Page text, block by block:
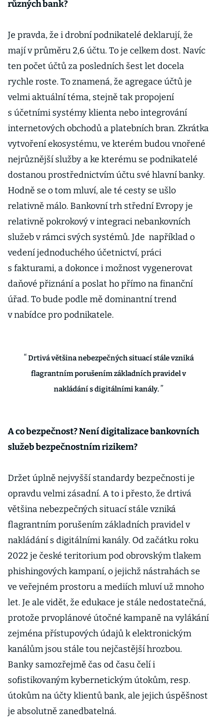
různých bank?
Je pravda, že i drobní podnikatelé deklarují, že
mají v průměru 2,6 účtu. To je celkem dost. Navíc
ten počet účtů za posledních šest let docela
rychle roste. To znamená, že agregace účtů je
velmi aktuální téma, stejně tak propojení
s účetními systémy klienta nebo integrování
internetových obchodů a platebních bran. Zkrátka
vytvoření ekosystému, ve kterém budou vnořené
nejrůznější služby a ke kterému se podnikatelé
dostanou prostřednictvím účtu své hlavní banky.
Hodně se o tom mluví, ale té cesty se ušlo
relativně málo. Bankovní trh střední Evropy je
relativně pokrokový v integraci nebankovních
služeb v rámci svých systémů. Jde například o
vedení jednoduchého účetnictví, práci
s fakturami, a dokonce i možnost vygenerovat
daňové přiznání a poslat ho přímo na finanční
úřad. To bude podle mě dominantní trend
v nabídce pro podnikatele.
Drtivá většina nebezpečných situací stále vzniká
flagrantním porušením základních pravidel v
nakládání s digitálními kanály.
A co bezpečnost? Není digitalizace bankovních
služeb bezpečnostním rizikem?
Držet úplně nejvyšší standardy bezpečnosti je
opravdu velmi zásadní. A to i přesto, že drtivá
většina nebezpečných situací stále vzniká
flagrantním porušením základních pravidel v
nakládání s digitálními kanály. Od začátku roku
2022 je české teritorium pod obrovským tlakem
phishingových kampaní, o jejichž nástrahách se
ve veřejném prostoru a mediích mluví už mnoho
let. Je ale vidět, že edukace je stále nedostatečná,
protože prvoplánové útočné kampaně na vylákání
zejména přístupových údajů k elektronickým
kanálům jsou stále tou nejčastější hrozbou.
Banky samozřejmě čas od času čelí i
sofistikovaným kybernetickým útokům, resp.
útokům na účty klientů bank, ale jejich úspěšnost
je absolutně zanedbatelná.